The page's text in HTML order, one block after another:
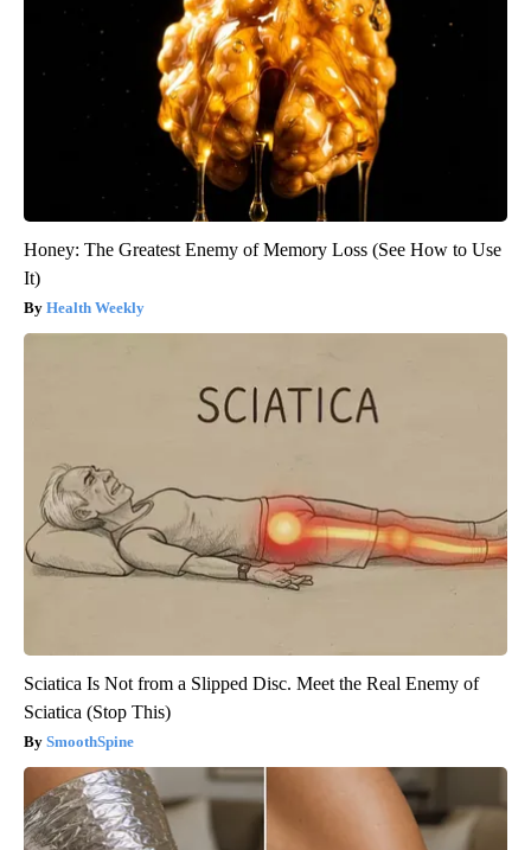
Honey: The Greatest Enemy of Memory Loss (See How to Use
It)
Health Weekly
Sciatica Is Not from a Slipped Disc. Meet the Real Enemy of
Sciatica (Stop This)
SmoothSpine